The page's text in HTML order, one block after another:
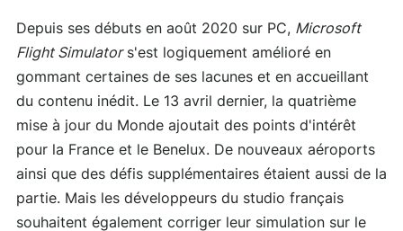
Depuis ses débuts en août 2020 sur PC, Microsoft
Flight Simulators'est logiquement amélioré en
gommant certaines de ses lacunes et en accueillant
du contenu inédit. Le 13 avril dernier, la quatrième
mise à jour du Monde ajoutait des points d'intérêt
pour la France et le Benelux. De nouveaux aéroports
ainsi que des défis supplémentaires étaient aussi de la
partie. Mais les développeurs du studio français
souhaitent également corriger leur simulation sur le